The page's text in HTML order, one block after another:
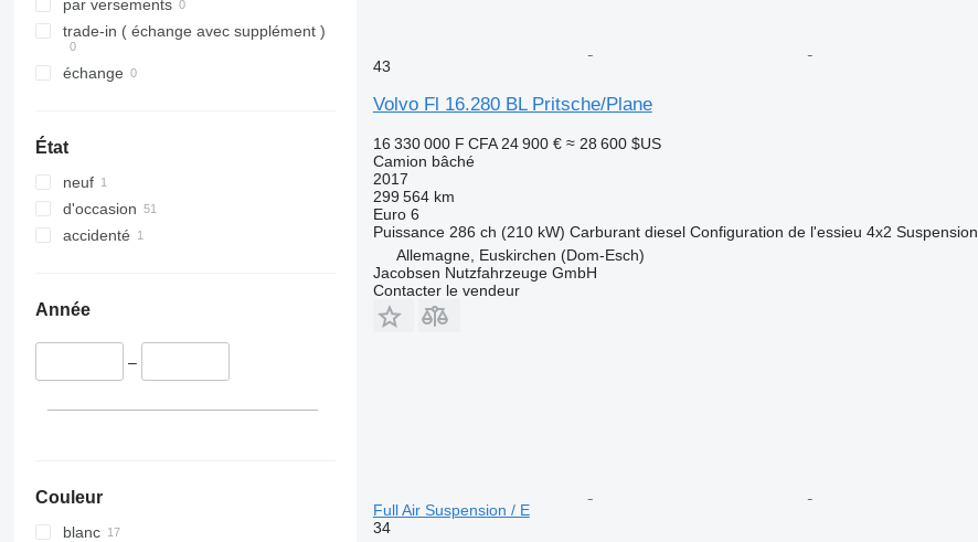
par versements
trade-in ( échange avec supplément )
échange
État
neuf
d'occasion
accidenté
Année
–
Couleur
blanc
43
Volvo Fl 16.280 BL Pritsche/Plane
16 330 000 F CFA 24 900 € ≈ 28 600 $US
Camion bâché
2017
299 564 km
Euro 6
Puissance 286 ch (210 kW) Carburant diesel Configuration de l'essieu 4x2 Suspension
Allemagne, Euskirchen (Dom-Esch)
Jacobsen Nutzfahrzeuge GmbH
Contacter le vendeur
Full Air Suspension / E
34